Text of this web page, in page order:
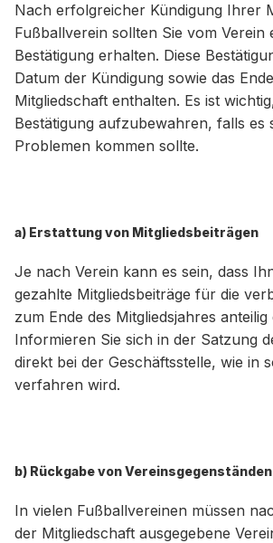
Nach erfolgreicher Kündigung Ihrer
Fußballverein sollten Sie vom Verein
Bestätigung erhalten. Diese
Datum der Kündigung sowie das
Mitgliedschaft enthalten. Es ist
Bestätigung aufzubewahren, falls es
Problemen kommen sollte.
a) Erstattung von Mitgliedsbeiträgen
Je nach Verein kann es sein, dass
gezahlte Mitgliedsbeiträge für die
zum Ende des Mitgliedsjahres
Informieren Sie sich in der Satzung
direkt bei der Geschäftsstelle, wie in
verfahren wird.
b) Rückgabe von Vereinsgegenständen
In vielen Fußballvereinen müssen
der Mitgliedschaft ausgegebene